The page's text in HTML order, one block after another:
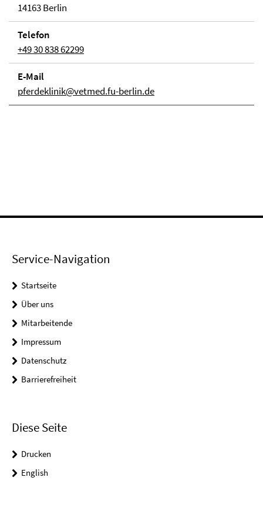
14163 Berlin
Telefon
+49 30 838 62299
E-Mail
pferdeklinik@vetmed.fu-berlin.de
Service-Navigation
Startseite
Über uns
Mitarbeitende
Impressum
Datenschutz
Barrierefreiheit
Diese Seite
Drucken
English